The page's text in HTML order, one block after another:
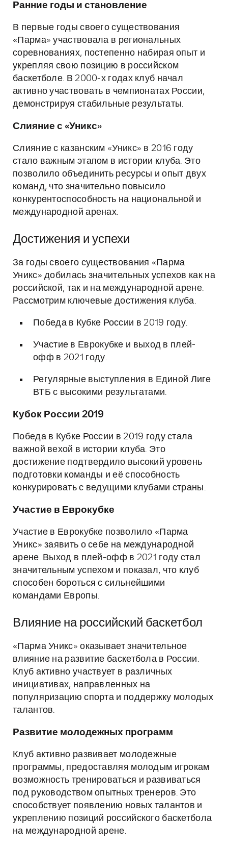
Ранние годы и становление
В первые годы своего существования
«Парма» участвовала в региональных
соревнованиях, постепенно набирая опыт и
укрепляя свою позицию в российском
баскетболе. В 2000-х годах клуб начал
активно участвовать в чемпионатах России,
демонстрируя стабильные результаты.
Слияние с «Уникс»
Слияние с казанским «Уникс» в 2016 году
стало важным этапом в истории клуба. Это
позволило объединить ресурсы и опыт двух
команд, что значительно повысило
конкурентоспособность на национальной и
международной аренах.
Достижения и успехи
За годы своего существования «Парма
Уникс» добилась значительных успехов как на
российской, так и на международной арене.
Рассмотрим ключевые достижения клуба.
Победа в Кубке России в 2019 году.
Участие в Еврокубке и выход в плей-
офф в 2021 году.
Регулярные выступления в Единой Лиге
ВТБ с высокими результатами.
Кубок России 2019
Победа в Кубке России в 2019 году стала
важной вехой в истории клуба. Это
достижение подтвердило высокий уровень
подготовки команды и её способность
конкурировать с ведущими клубами страны.
Участие в Еврокубке
Участие в Еврокубке позволило «Парма
Уникс» заявить о себе на международной
арене. Выход в плей-офф в 2021 году стал
значительным успехом и показал, что клуб
способен бороться с сильнейшими
командами Европы.
Влияние на российский баскетбол
«Парма Уникс» оказывает значительное
влияние на развитие баскетбола в России.
Клуб активно участвует в различных
инициативах, направленных на
популяризацию спорта и поддержку молодых
талантов.
Развитие молодежных программ
Клуб активно развивает молодежные
программы, предоставляя молодым игрокам
возможность тренироваться и развиваться
под руководством опытных тренеров. Это
способствует появлению новых талантов и
укреплению позиций российского баскетбола
на международной арене.